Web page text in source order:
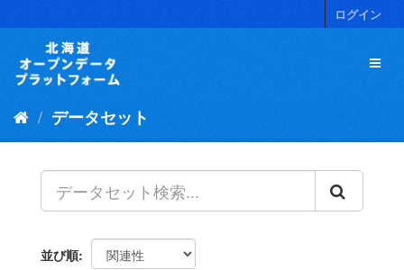
キ
ログイン
データセット
並び順